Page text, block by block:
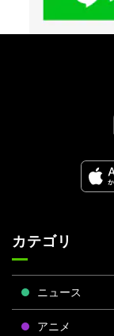
カテゴリ
ニュース
アニメ